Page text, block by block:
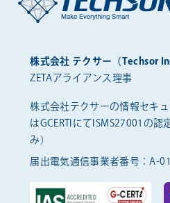
株式会社 テクサー（Techsor
ZETAアライアンス理事
株式会社テクサーの情報セキ
はGCERTIにてISMS27001の
み）
届出電気通信事業者番号：A-